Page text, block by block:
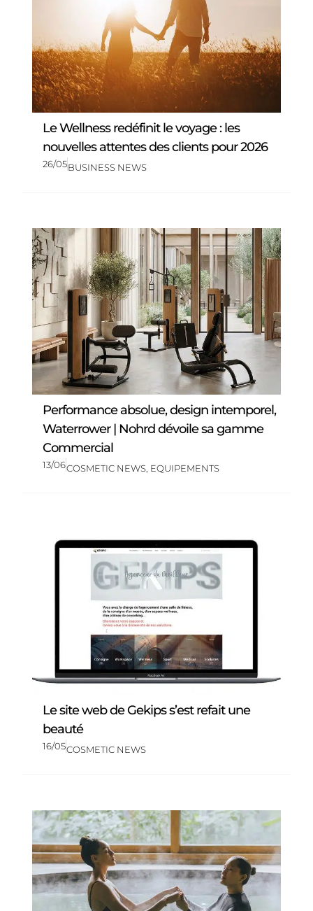
Le Wellness redéfinit le voyage : les
nouvelles attentes des clients pour 2026
26/05BUSINESS NEWS
Performance absolue, design intemporel,
Waterrower | Nohrd dévoile sa gamme
Commercial
13/06COSMETIC NEWS, EQUIPEMENTS
Le site web de Gekips s’est refait une
beauté
16/05COSMETIC NEWS